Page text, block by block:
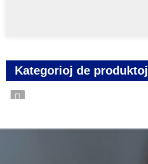
Kategorioj de produktoj